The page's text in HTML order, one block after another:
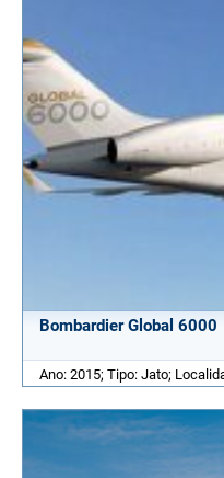
Bombardier Global 6000
Ano: 2015; Tipo: Jato;